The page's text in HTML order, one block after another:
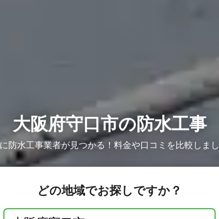
大阪府守口市の防水工事
防水工事業者が見つかる！料金や口コミを比較しま
どの地域でお探しですか？